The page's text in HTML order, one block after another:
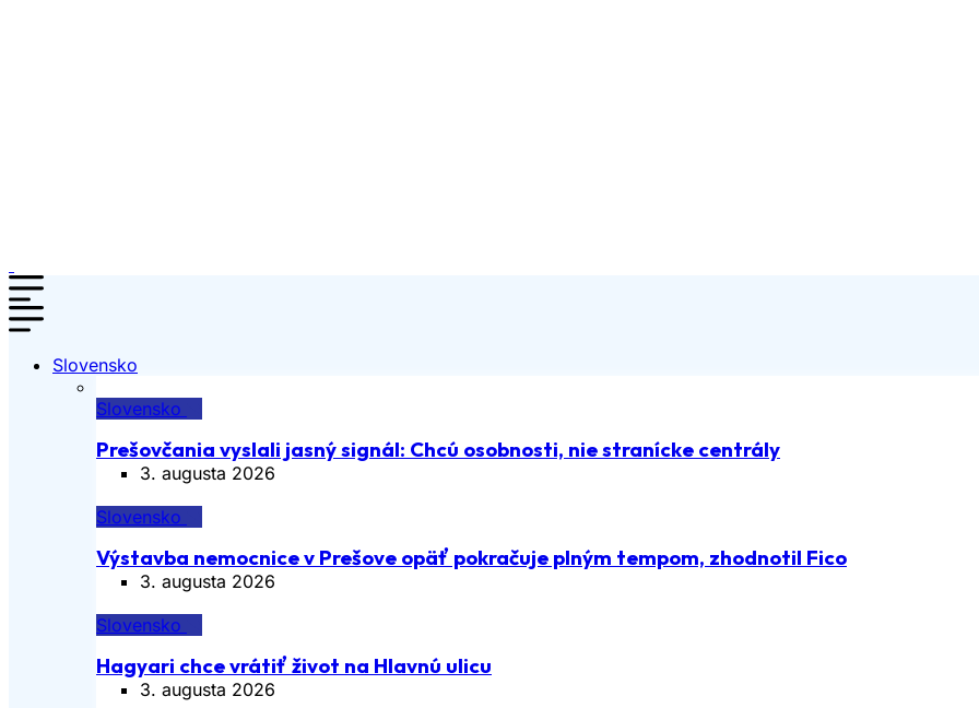
Slovensko
Slovensko
Prešovčania vyslali jasný signál: Chcú osobnosti, nie stranícke centrály
3. augusta 2026
Slovensko
Výstavba nemocnice v Prešove opäť pokračuje plným tempom, zhodnotil Fico
3. augusta 2026
Slovensko
Hagyari chce vrátiť život na Hlavnú ulicu
3. augusta 2026